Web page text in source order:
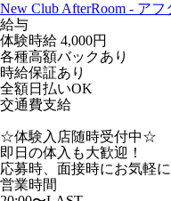
New Club AfterRoom - ア
給与
体験時給 4,000円
各種高額バックあり
時給保証あり
全額日払いOK
交通費支給
☆体験入店随時受付中☆
即日の体入も大歓迎！
応募時、面接時にお気軽
営業時間